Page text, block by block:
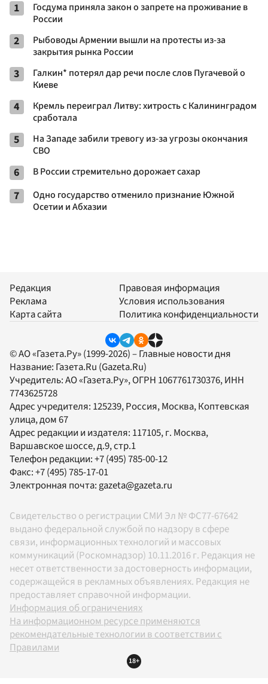
1
Госдума приняла закон о запрете на проживание в
России
2
Рыбоводы Армении вышли на протесты из-за
закрытия рынка России
3
Галкин* потерял дар речи после слов Пугачевой о
Киеве
4
Кремль переиграл Литву: хитрость с Калининградом
сработала
5
На Западе забили тревогу из-за угрозы окончания
СВО
6 В России стремительно дорожает сахар
7
Одно государство отменило признание Южной
Осетии и Абхазии
Редакция
Реклама
Карта сайта
Правовая информация
Условия использования
Политика конфиденциальности
© АО «Газета.Ру» (1999-2026) – Главные новости дня
Название: Газета.Ru (Gazeta.Ru)
Учредитель:АО «Газета.Ру», ОГРН 1067761730376, ИНН
7743625728
Адрес учредителя: 125239, Россия, Москва, Коптевская
улица, дом 67
Адрес редакции и издателя: 117105, г. Москва,
Варшавское шоссе, д.9, стр.1
Телефон редакции:+7 (495) 785-00-12
Факс:+7 (495) 785-17-01
Электронная почта: gazeta@gazeta.ru
Свидетельство о регистрации СМИ Эл № ФС77-67642
выдано федеральной службой по надзору в сфере
связи, информационных технологий и массовых
коммуникаций (Роскомнадзор) 10.11.2016 г. Редакция не
несет ответственности за достоверность информации,
содержащейся в рекламных объявлениях. Редакция не
предоставляет справочной информации.
Информация об ограничениях
На информационном ресурсе применяются
рекомендательные технологии в соответствии с
Правилами
18+